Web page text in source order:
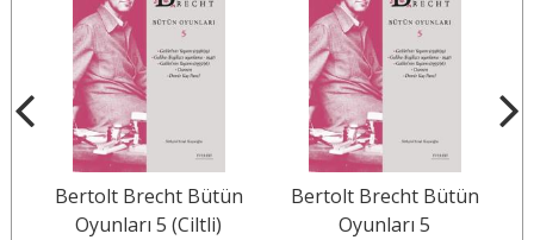
Bertolt Brecht Bütün
Oyunları 5 (Ciltli)
Bertolt Brecht Bütün
Oyunları 5